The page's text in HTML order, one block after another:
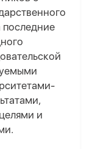
последние
и